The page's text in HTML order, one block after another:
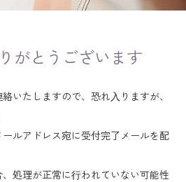
がとうございます
いたしますので、恐れ⼊りますが、
ルアドレス宛に受付完了メールを配
処理が正常に⾏われていない可能性